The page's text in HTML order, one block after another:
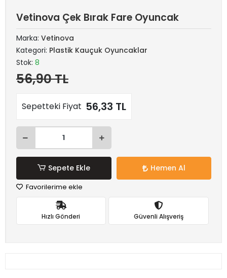
Vetinova Çek Bırak Fare Oyuncak
Marka: Vetinova
Kategori: Plastik Kauçuk Oyuncaklar
Stok: 8
56,90 TL
Sepetteki Fiyat 56,33 TL
Sepete Ekle Hemen Al
Favorilerime ekle
Hızlı Gönderi Güvenli Alışveriş